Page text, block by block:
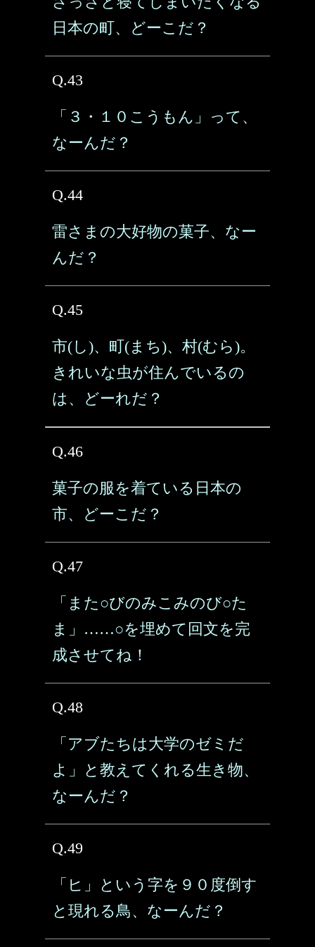
日本の町、どーこだ？
Q.43
「３・１０こうもん」って、
なーんだ？
Q.44
雷さまの大好物の菓子、なー
んだ？
Q.45
市(し)、町(まち)、村(むら)。
きれいな虫が住んでいるの
は、どーれだ？
Q.46
菓子の服を着ている日本の
市、どーこだ？
Q.47
「また○びのみこみのび○た
ま」……○を埋めて回文を完
成させてね！
Q.48
「アブたちは大学のゼミだ
よ」と教えてくれる生き物、
なーんだ？
Q.49
「ヒ」という字を９０度倒す
と現れる鳥、なーんだ？